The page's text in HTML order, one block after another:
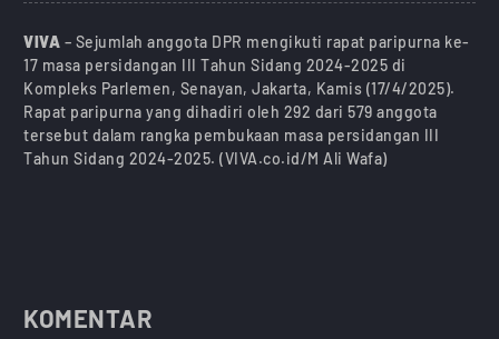
VIVA – Sejumlah anggota DPR mengikuti rapat paripurna ke-
17 masa persidangan III Tahun Sidang 2024-2025 di
Kompleks Parlemen, Senayan, Jakarta, Kamis (17/4/2025).
Rapat paripurna yang dihadiri oleh 292 dari 579 anggota
tersebut dalam rangka pembukaan masa persidangan III
Tahun Sidang 2024-2025. (VIVA.co.id/M Ali Wafa)
KOMENTAR